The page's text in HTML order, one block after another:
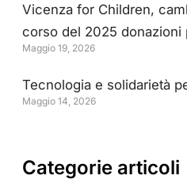
Vicenza for Children,
corso del 2025 donazioni
Maggio 19, 2026
Tecnologia e solidarietà
Maggio 14, 2026
Categorie articoli